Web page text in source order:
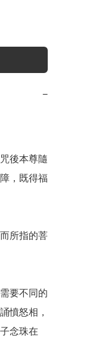
−
後本尊隨
，既得福
所指的菩
要不同的
憤怒相，
念珠在